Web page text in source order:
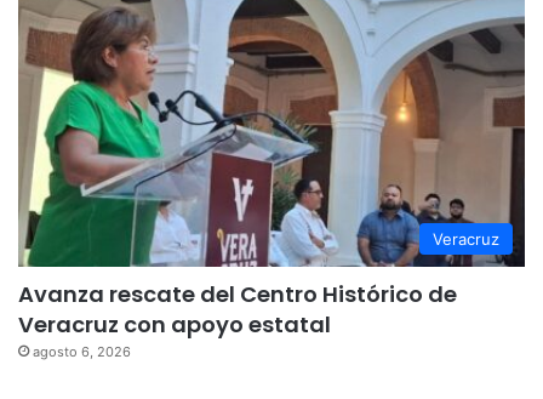
Veracruz
Avanza rescate del Centro Histórico de
Veracruz con apoyo estatal
agosto 6, 2026